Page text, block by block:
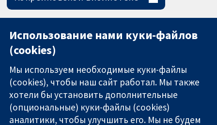
Использование нами куки-файлов
(cookies)
Мы используем необходимые куки-файлы
(cookies), чтобы наш сайт работал. Мы также
хотели бы установить дополнительные
(опциональные) куки-файлы (cookies)
аналитики, чтобы улучшить его. Мы не будем